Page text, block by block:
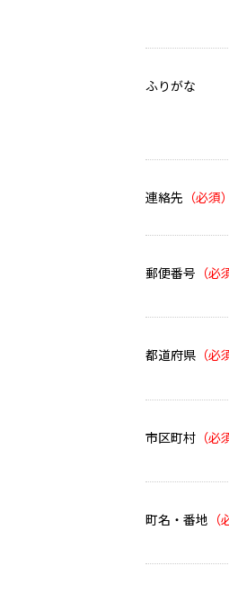
ふりがな
連絡先
郵便番号
都道府県
市区町村
町名・番地